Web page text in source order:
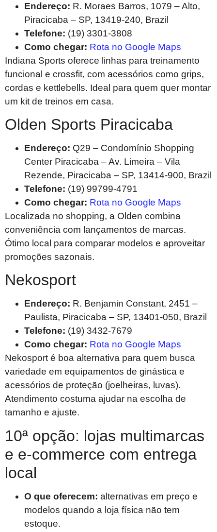
Endereço: R. Moraes Barros, 1079 – Alto,
Piracicaba – SP, 13419-240, Brazil
Telefone: (19) 3301-3808
Como chegar: Rota no Google Maps
Indiana Sports oferece linhas para treinamento
funcional e crossfit, com acessórios como grips,
cordas e kettlebells. Ideal para quem quer montar
um kit de treinos em casa.
Olden Sports Piracicaba
Endereço: Q29 – Condomínio Shopping
Center Piracicaba – Av. Limeira – Vila
Rezende, Piracicaba – SP, 13414-900, Brazil
Telefone: (19) 99799-4791
Como chegar: Rota no Google Maps
Localizada no shopping, a Olden combina
conveniência com lançamentos de marcas.
Ótimo local para comparar modelos e aproveitar
promoções sazonais.
Nekosport
Endereço: R. Benjamin Constant, 2451 –
Paulista, Piracicaba – SP, 13401-050, Brazil
Telefone: (19) 3432-7679
Como chegar: Rota no Google Maps
Nekosport é boa alternativa para quem busca
variedade em equipamentos de ginástica e
acessórios de proteção (joelheiras, luvas).
Atendimento costuma ajudar na escolha de
tamanho e ajuste.
10ª opção: lojas multimarcas
e e-commerce com entrega
local
O que oferecem: alternativas em preço e
modelos quando a loja física não tem
estoque.